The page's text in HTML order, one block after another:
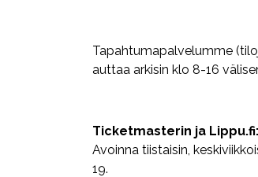
Tapahtumapalvelumme
auttaa arkisin klo 8-16
Ticketmasterin ja
Avoinna tiistaisin,
19.